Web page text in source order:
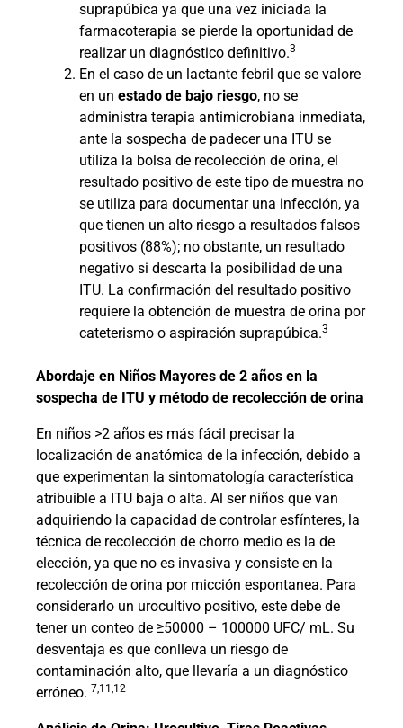
suprapúbica ya que una vez iniciada la
farmacoterapia se pierde la oportunidad de
realizar un diagnóstico definitivo.3
En el caso de un lactante febril que se valore
en un estado de bajo riesgo, no se
administra terapia antimicrobiana inmediata,
ante la sospecha de padecer una ITU se
utiliza la bolsa de recolección de orina, el
resultado positivo de este tipo de muestra no
se utiliza para documentar una infección, ya
que tienen un alto riesgo a resultados falsos
positivos (88%); no obstante, un resultado
negativo si descarta la posibilidad de una
ITU. La confirmación del resultado positivo
requiere la obtención de muestra de orina por
cateterismo o aspiración suprapúbica.3
Abordaje en Niños Mayores de 2 años en la
sospecha de ITU y método de recolección de orina
En niños >2 años es más fácil precisar la
localización de anatómica de la infección, debido a
que experimentan la sintomatología característica
atribuible a ITU baja o alta. Al ser niños que van
adquiriendo la capacidad de controlar esfínteres, la
técnica de recolección de chorro medio es la de
elección, ya que no es invasiva y consiste en la
recolección de orina por micción espontanea. Para
considerarlo un urocultivo positivo, este debe de
tener un conteo de ≥50000 – 100000 UFC/ mL. Su
desventaja es que conlleva un riesgo de
contaminación alto, que llevaría a un diagnóstico
erróneo. 7,11,12